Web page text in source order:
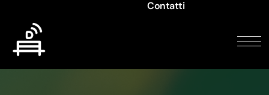
Contatti